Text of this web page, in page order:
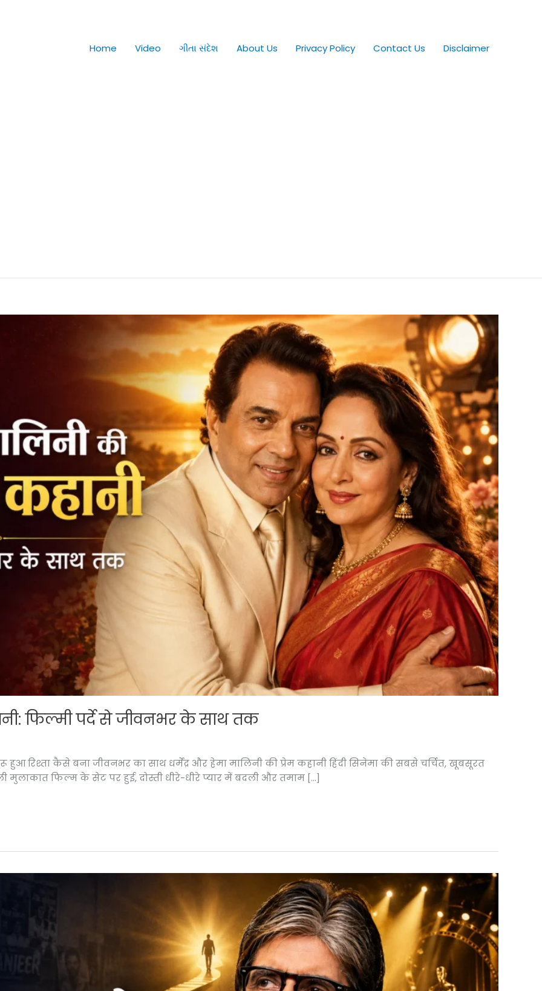
Home Video ગીતા સંદેશ About Us Privacy Policy Contact Us Disclaimer
फिल्मी पर्दे से जीवनभर के साथ तक
हुआ रिश्ता कैसे बना जीवनभर का साथ धर्मेंद्र और हेमा मालिनी की प्रेम कहानी हिंदी सिनेमा की सबसे चर्चित, खूबसूरत
मुलाकात फिल्म के सेट पर हुई, दोस्ती धीरे-धीरे प्यार में बदली और तमाम […]